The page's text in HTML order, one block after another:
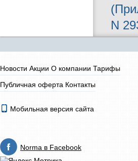
N
Новости Акции О компании Тарифы
Публичная оферта Контакты
Мобильная версия сайта
Norma в Facebook